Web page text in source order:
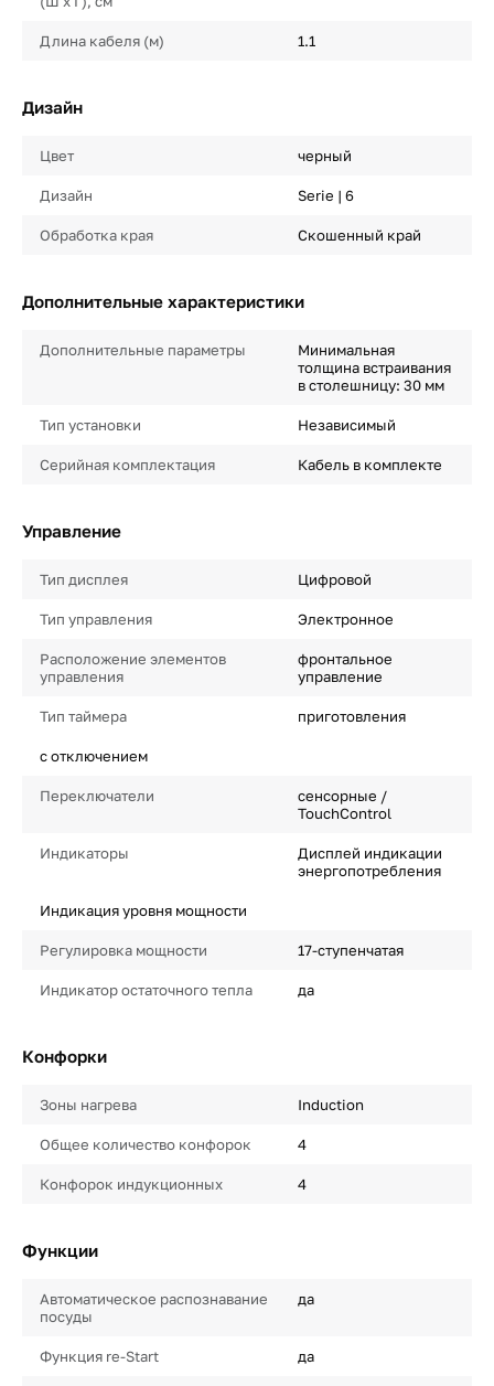
Длина кабеля (м) 1.1
Дизайн
Цвет черный
Дизайн Serie | 6
Обработка края Скошенный край
Дополнительные характеристики
Дополнительные параметры
Минимальная
толщина встраивания
в столешницу: 30 мм
Тип установки Независимый
Серийная комплектация Кабель в комплекте
Управление
Тип дисплея Цифровой
Тип управления Электронное
Расположение элементов
управления
фронтальное
управление
Тип таймера приготовления
с отключением
Переключатели
сенсорные /
TouchControl
Индикаторы
Дисплей индикации
энергопотребления
Индикация уровня мощности
Регулировка мощности 17-ступенчатая
Индикатор остаточного тепла да
Конфорки
Зоны нагрева Induction
Общее количество конфорок 4
Конфорок индукционных 4
Функции
Автоматическое распознавание
посуды
да
Функция re-Start да